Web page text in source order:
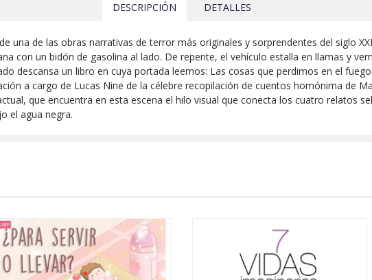
DESCRIPCIÓN DETALLES
una de las obras narrativas de terror más originales y sorprendentes del siglo
con un bidón de gasolina al lado. De repente, el vehículo estalla en llamas y
descansa un libro en cuya portada leemos: Las cosas que perdimos en el
a cargo de Lucas Nine de la célebre recopilación de cuentos homónima de
que encuentra en esta escena el hilo visual que conecta los cuatro relatos
el agua negra.